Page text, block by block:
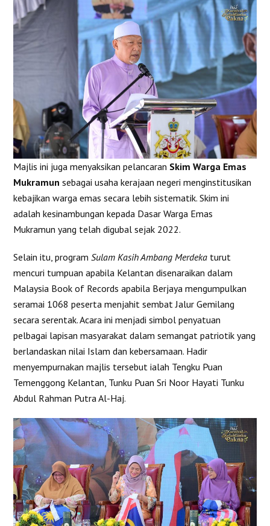
Majlis ini juga menyaksikan pelancaran Skim Warga Emas
Mukramun sebagai usaha kerajaan negeri menginstitusikan
kebajikan warga emas secara lebih sistematik. Skim ini
adalah kesinambungan kepada Dasar Warga Emas
Mukramun yang telah digubal sejak 2022.
Selain itu, programSulam Kasih Ambang Merdeka turut
mencuri tumpuan apabila Kelantan disenaraikan dalam
Malaysia Book of Records apabila Berjaya mengumpulkan
seramai 1068 peserta menjahit sembat Jalur Gemilang
secara serentak. Acara ini menjadi simbol penyatuan
pelbagai lapisan masyarakat dalam semangat patriotik yang
berlandaskan nilai Islam dan kebersamaan. Hadir
menyempurnakan majlis tersebut ialah Tengku Puan
Temenggong Kelantan, Tunku Puan Sri Noor Hayati Tunku
Abdul Rahman Putra Al-Haj.